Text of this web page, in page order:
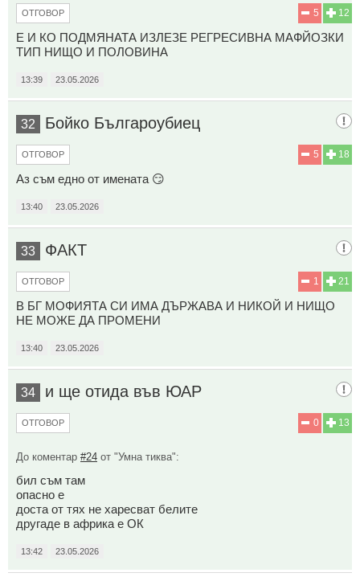
12
5
ОТГОВОР
Е И КО ПОДМЯНАТА ИЗЛЕЗЕ РЕГРЕСИВНА МАФЙОЗКИ
ТИП НИЩО И ПОЛОВИНА
13:39 23.05.2026
32 Бойко Българоубиец
18
5
ОТГОВОР
Аз съм едно от имената 😏
13:40 23.05.2026
33 ФАКТ
21
1
ОТГОВОР
В БГ МОФИЯТА СИ ИМА ДЪРЖАВА И НИКОЙ И НИЩО
НЕ МОЖЕ ДА ПРОМЕНИ
13:40 23.05.2026
34 и ще отида във ЮАР
13
0
ОТГОВОР
До коментар #24 от "Умна тиква":
бил съм там
опасно е
доста от тях не харесват белите
другаде в африка е ОК
13:42 23.05.2026